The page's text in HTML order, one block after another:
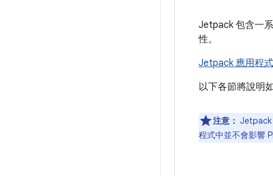
Jetpack 包含一
性。
Jetpack 應用程
以下各節將說明
注意： Jetpack
程式中並不會影響